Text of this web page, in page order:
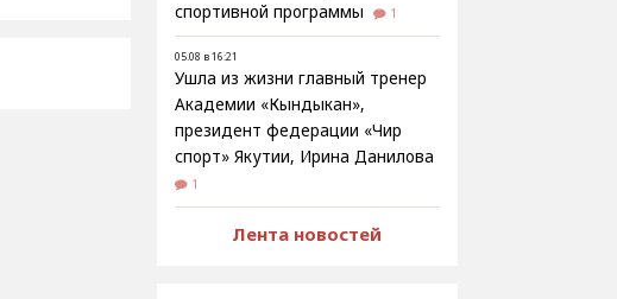
спортивной программы
1
05.08 в 16:21
Ушла из жизни главный тренер
Академии «Кындыкан»,
президент федерации «Чир
спорт» Якутии, Ирина Данилова
1
Лента новостей